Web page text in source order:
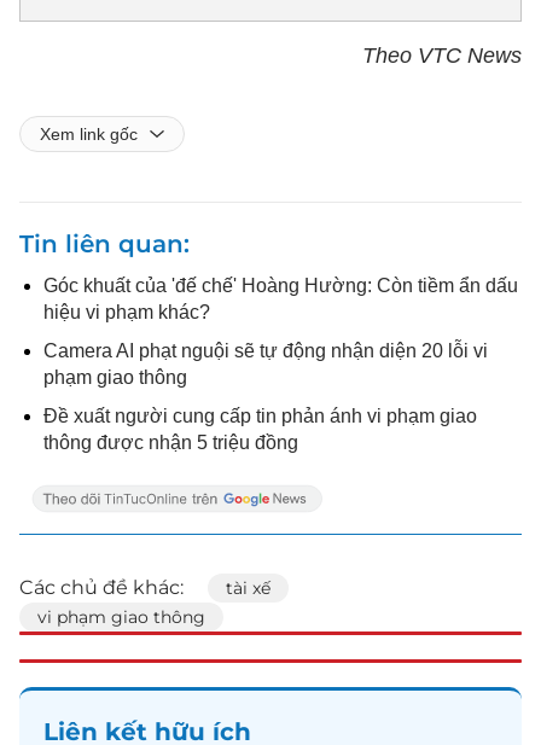
Theo VTC News
Xem link gốc
Tin liên quan
Góc khuất của 'đế chế' Hoàng Hường: Còn tiềm ẩn dấu
hiệu vi phạm khác?
Camera AI phạt nguội sẽ tự động nhận diện 20 lỗi vi
phạm giao thông
Đề xuất người cung cấp tin phản ánh vi phạm giao
thông được nhận 5 triệu đồng
Các chủ đề khác:
tài xế
vi phạm giao thông
Liên kết hữu ích